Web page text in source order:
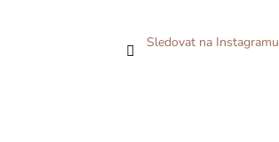
Sledovat na Instagramu